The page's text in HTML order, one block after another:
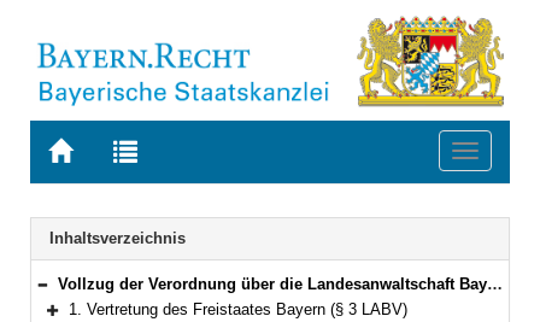
Zur
BAYERN.RECHT
Zur
letzten
Suche
Toggle
Navigation
Inhaltsverzeichnis
Bereich reduzieren
Vollzug der Verordnung über die Landesanwaltschaft Bayern
1. Vertretung des Freistaates Bayern (§ 3 LABV)